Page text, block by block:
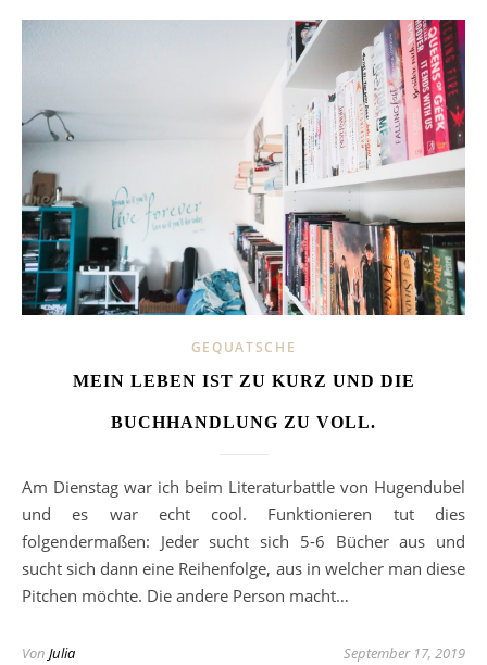
GEQUATSCHE
MEIN LEBEN IST ZU KURZ UND DIE
BUCHHANDLUNG ZU VOLL.
Am Dienstag war ich beim Literaturbattle von Hugendubel
und es war echt cool. Funktionieren tut dies
folgendermaßen: Jeder sucht sich 5-6 Bücher aus und
sucht sich dann eine Reihenfolge, aus in welcher man diese
Pitchen möchte. Die andere Person macht…
Von Julia September 17, 2019